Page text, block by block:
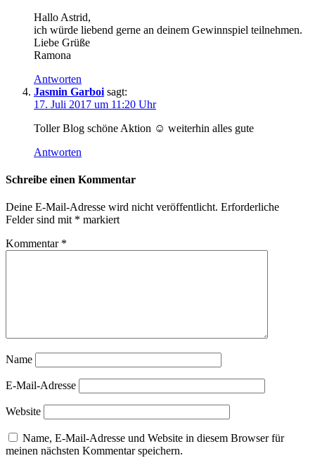
Hallo Astrid,
ich würde liebend gerne an deinem Gewinnspiel teilnehmen.
Liebe Grüße
Ramona
Antworten
Jasmin Garboi sagt:
17. Juli 2017 um 11:20 Uhr
Toller Blog schöne Aktion ☺ weiterhin alles gute
Antworten
Schreibe einen Kommentar
Deine E-Mail-Adresse wird nicht veröffentlicht. Erforderliche
Felder sind mit * markiert
Kommentar *
Name
E-Mail-Adresse
Website
Name, E-Mail-Adresse und Website in diesem Browser für
meinen nächsten Kommentar speichern.